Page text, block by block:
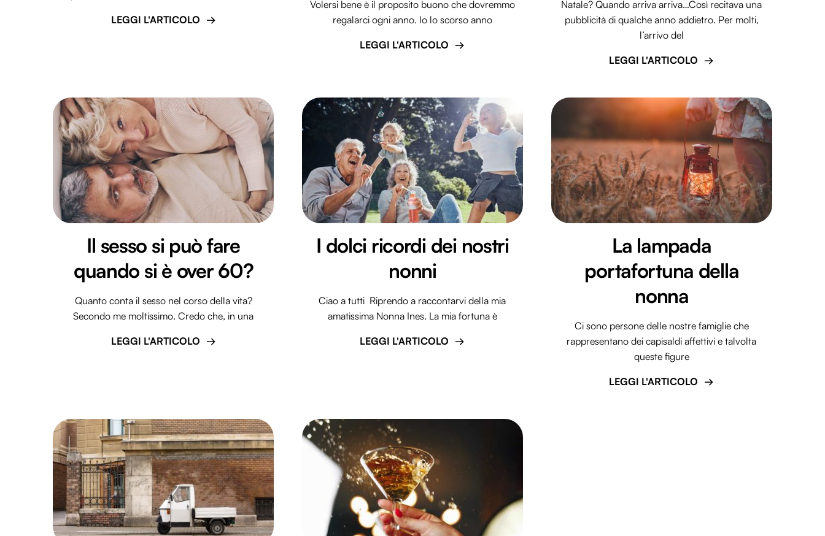
LEGGI L'ARTICOLO
Volersi bene è il proposito buono che dovremmo
regalarci ogni anno. Io lo scorso anno
LEGGI L'ARTICOLO
Natale? Quando arriva arriva…Così recitava una
pubblicità di qualche anno addietro. Per molti,
l’arrivo del
LEGGI L'ARTICOLO
Il sesso si può fare
quando si è over 60?
Quanto conta il sesso nel corso della vita?
Secondo me moltissimo. Credo che, in una
LEGGI L'ARTICOLO
I dolci ricordi dei nostri
nonni
Ciao a tutti Riprendo a raccontarvi della mia
amatissima Nonna Ines. La mia fortuna è
LEGGI L'ARTICOLO
La lampada
portafortuna della
nonna
Ci sono persone delle nostre famiglie che
rappresentano dei capisaldi affettivi e talvolta
queste figure
LEGGI L'ARTICOLO